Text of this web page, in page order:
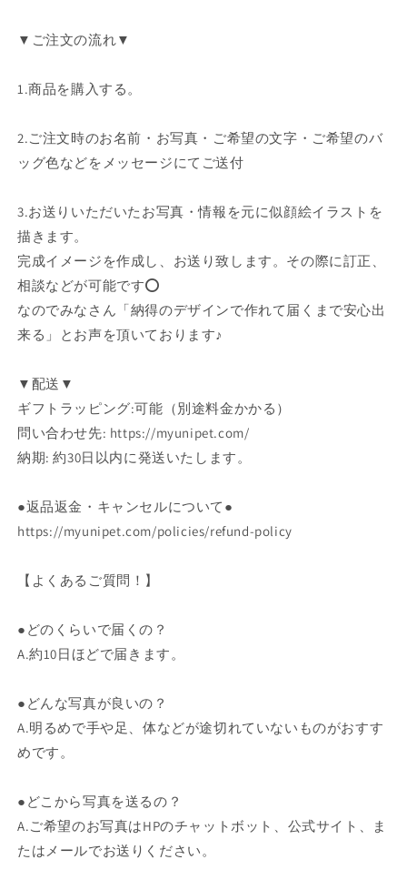
▼ご注文の流れ▼
1.商品を購入する。
2.ご注文時のお名前・お写真・ご希望の文字・ご希望のバ
ッグ色などをメッセージにてご送付
3.お送りいただいたお写真・情報を元に似顔絵イラストを
描きます。
完成イメージを作成し、お送り致します。その際に訂正、
相談などが可能です⭕️
なのでみなさん「納得のデザインで作れて届くまで安心出
来る」とお声を頂いております♪
▼配送▼
ギフトラッピング:可能（別途料金かかる）
問い合わせ先: https://myunipet.com/
納期: 約30日以内に発送いたします。
●返品返金・キャンセルについて●
https://myunipet.com/policies/refund-policy
【よくあるご質問！】
●どのくらいで届くの？
A.約10日ほどで届きます。
●どんな写真が良いの？
A.明るめで手や足、体などが途切れていないものがおすす
めです。
●どこから写真を送るの？
A.ご希望のお写真はHPのチャットボット、公式サイト、ま
たはメールでお送りください。